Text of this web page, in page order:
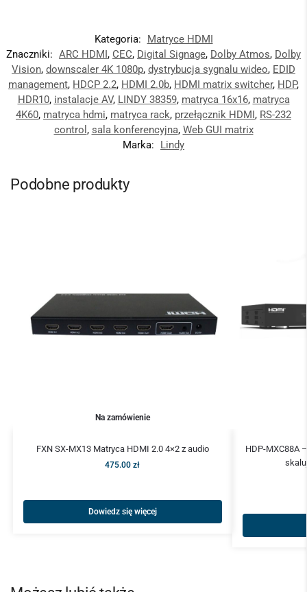
Kategoria:
Matryce HDMI
Znaczniki: ARC HDMI, CEC, Digital Signage, Dolby Atmos, Dolby
Vision, downscaler 4K 1080p, dystrybucja sygnalu wideo, EDID
management, HDCP 2.2, HDMI 2.0b, HDMI matrix switcher, HDP,
HDR10, instalacje AV, LINDY 38359, matryca 16x16, matryca
4K60, matryca hdmi, matryca rack, przełącznik HDMI, RS-232
control , sala konferencyjna, Web GUI matrix
Marka:
Lindy
Podobne produkty
Na zamówienie
FXN SX-MX13 Matryca HDMI 2.0 4×2 z audio
475.00zł
Dowiedz się więcej
HDP-MXC88A